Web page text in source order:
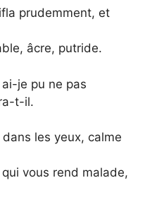
prudemment, et
âcre, putride.
je pu ne pas
t-il.
les yeux, calme
vous rend malade,